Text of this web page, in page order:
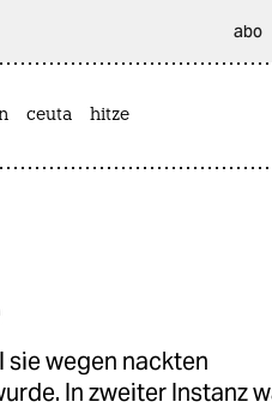
abo
ceuta hitze
sie wegen nackten
In zweiter Instanz